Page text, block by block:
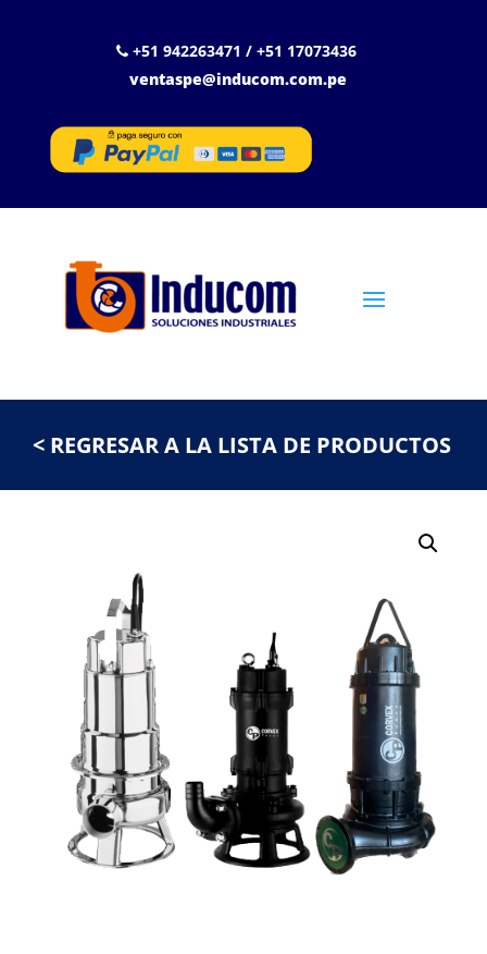
+51 942263471 / +51 17073436
ventaspe@inducom.com.pe
< REGRESAR A LA LISTA DE PRODUCTOS